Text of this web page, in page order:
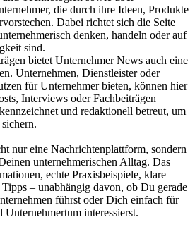
die durch ihre Ideen, Produkte
Dabei richtet sich die Seite
denken, handeln oder auf
sind.
bietet Unternehmer News auch eine
Unternehmen, Dienstleister oder
für Unternehmer bieten, können hier
Interviews oder Fachbeiträgen
und redaktionell betreut, um
nur eine Nachrichtenplattform, sondern
unternehmerischen Alltag. Das
echte Praxisbeispiele, klare
– unabhängig davon, ob Du gerade
führst oder Dich einfach für
interessierst.